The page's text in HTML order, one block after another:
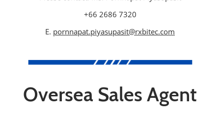
+66 2686 7320
E. pornnapat.piyasupasit@rxbitec.com
Oversea Sales Agent